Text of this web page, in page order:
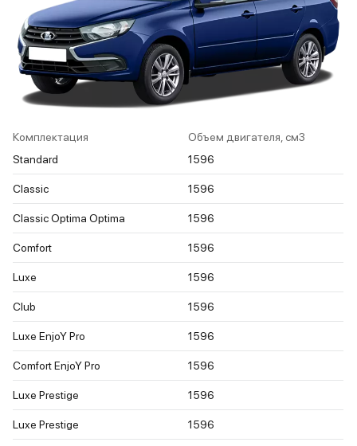
Комплектация
Объем двигателя, см3
Standard
1596
Classic 1596
Classic Optima Optima 1596
Comfort 1596
Luxe 1596
Club 1596
Luxe EnjoY Pro 1596
Comfort EnjoY Pro 1596
Luxe Prestige 1596
Luxe Prestige 1596